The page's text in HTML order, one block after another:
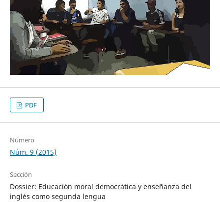
PDF
Número
Núm. 9 (2015)
Sección
Dossier: Educación moral democrática y enseñanza del
inglés como segunda lengua